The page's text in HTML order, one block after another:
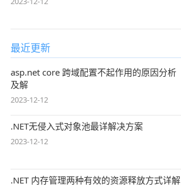
最近更新
asp.net core 跨域配置不起作用的原因分析
及解
2023-12-12
.NET无侵入式对象池最详解决方案
2023-12-12
.NET 内存管理两种有效的资源释放方式详解